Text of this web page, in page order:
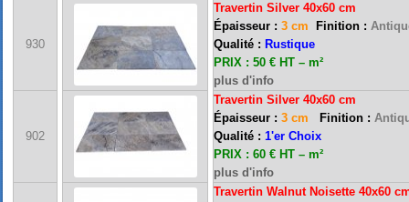
930
Travertin Silver 40x60 cm
Épaisseur : 3 cm Finition :
Qualité : Rustique
PRIX : 50 € HT – m²
plus d'info
902
Travertin Silver 40x60 cm
Épaisseur : 3 cm Finition :
Qualité : 1'er Choix
PRIX : 60 € HT – m²
plus d'info
Travertin Walnut Noisette 40x60
FRANCE MARBRE 13 ( 13680 LANCON PROVENCE ): Ouvert du mardi au
FRANCE MARBRE 84 ( 84600 VALREAS ): Ouvert du mardi au samedi inclus de